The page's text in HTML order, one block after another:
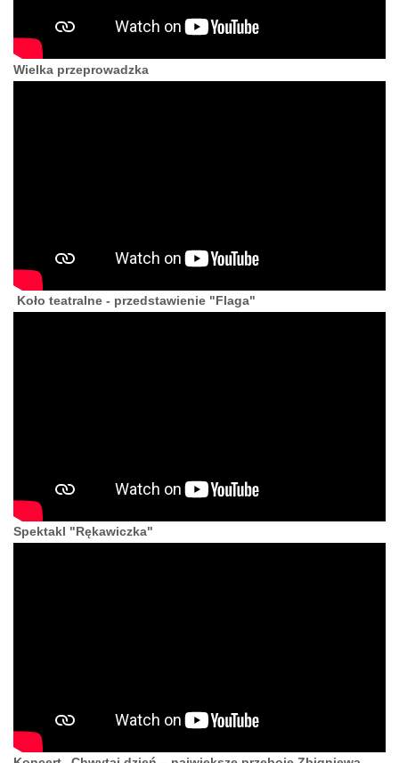
Wielka przeprowadzka
Koło teatralne - przedstawienie "Flaga"
Spektakl "Rękawiczka"